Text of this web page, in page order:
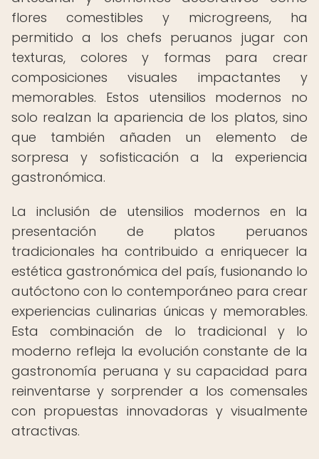
flores comestibles y microgreens, ha
permitido a los chefs peruanos jugar con
texturas, colores y formas para crear
composiciones visuales impactantes y
memorables. Estos utensilios modernos no
solo realzan la apariencia de los platos, sino
que también añaden un elemento de
sorpresa y sofisticación a la experiencia
gastronómica.
La inclusión de utensilios modernos en la
presentación de platos peruanos
tradicionales ha contribuido a enriquecer la
estética gastronómica del país, fusionando lo
autóctono con lo contemporáneo para crear
experiencias culinarias únicas y memorables.
Esta combinación de lo tradicional y lo
moderno refleja la evolución constante de la
gastronomía peruana y su capacidad para
reinventarse y sorprender a los comensales
con propuestas innovadoras y visualmente
atractivas.